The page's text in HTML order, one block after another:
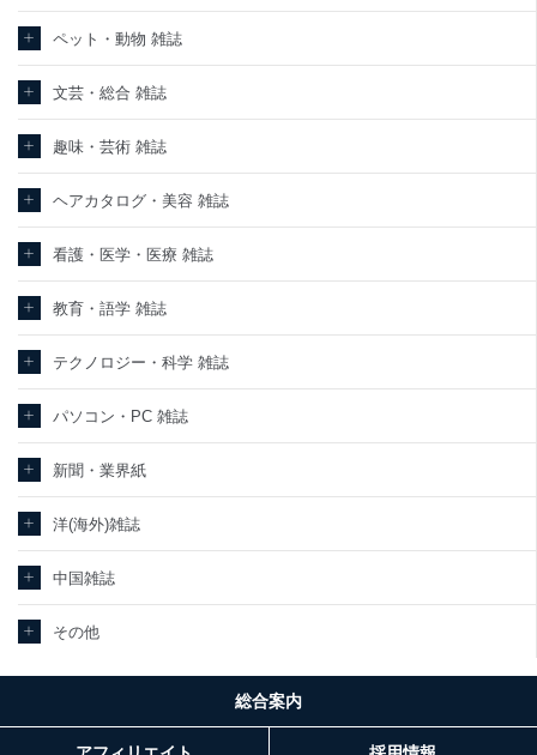
ペット・動物 雑誌
文芸・総合 雑誌
趣味・芸術 雑誌
ヘアカタログ・美容 雑誌
看護・医学・医療 雑誌
教育・語学 雑誌
テクノロジー・科学 雑誌
パソコン・PC 雑誌
新聞・業界紙
洋(海外)雑誌
中国雑誌
その他
総合案内